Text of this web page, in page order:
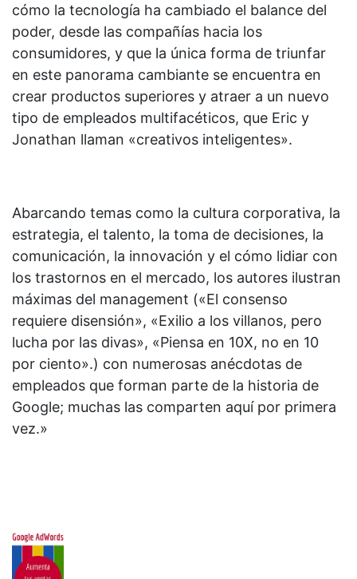
cómo la tecnología ha cambiado el balance del
poder, desde las compañías hacia los
consumidores, y que la única forma de triunfar
en este panorama cambiante se encuentra en
crear productos superiores y atraer a un nuevo
tipo de empleados multifacéticos, que Eric y
Jonathan llaman «creativos inteligentes».
Abarcando temas como la cultura corporativa, la
estrategia, el talento, la toma de decisiones, la
comunicación, la innovación y el cómo lidiar con
los trastornos en el mercado, los autores ilustran
máximas del management («El consenso
requiere disensión», «Exilio a los villanos, pero
lucha por las divas», «Piensa en 10X, no en 10
por ciento».) con numerosas anécdotas de
empleados que forman parte de la historia de
Google; muchas las comparten aquí por primera
vez.»